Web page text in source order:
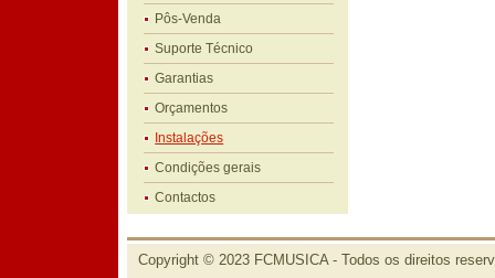
Pôs-Venda
Suporte Técnico
Garantias
Orçamentos
Instalações
Condições gerais
Contactos
Copyright © 2023 FCMUSICA - Todos os direitos